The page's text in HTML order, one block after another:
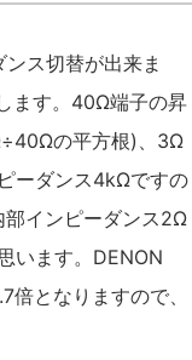
ス切替が出来ま
ます。40Ω端子の昇
の平方根)、3Ω
ーダンス4kΩですの
インピーダンス2Ω
います。DENON
となりますので、